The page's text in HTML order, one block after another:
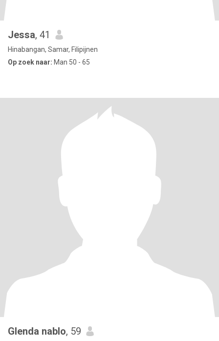
Jessa, 41
Hinabangan, Samar, Filipijnen
Op zoek naar: Man 50 - 65
Glenda nablo, 59